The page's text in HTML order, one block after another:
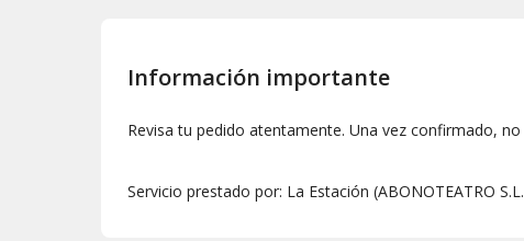
Información importante
Revisa tu pedido atentamente. Una vez confirmado,
Servicio prestado por: La Estación (ABONOTEATRO